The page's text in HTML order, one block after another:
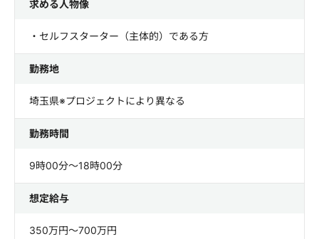
求める人物像
・セルフスターター（主体的）である方
勤務地
埼玉県※プロジェクトにより異なる
勤務時間
9時00分～18時00分
想定給与
350万円～700万円